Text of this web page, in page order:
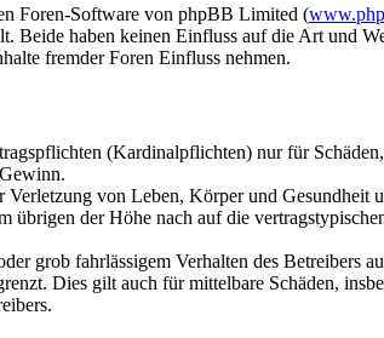
Foren-Software von phpBB Limited (
Beide haben keinen Einfluss auf die Art und
fremder Foren Einfluss nehmen.
(Kardinalpflichten) nur für
Verletzung von Leben, Körper und Gesundheit
der Höhe nach auf die
grob fahrlässigem Verhalten des Betreibers
Dies gilt auch für mittelbare Schäden,